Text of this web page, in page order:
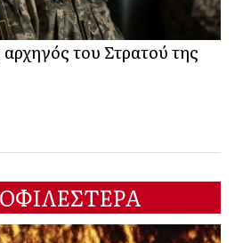
αρχηγός του Στρατού της